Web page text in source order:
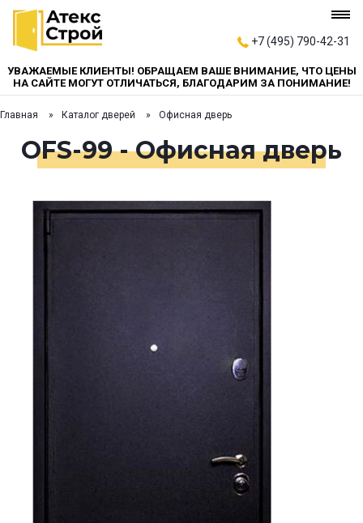
+7 (495) 790-42-31
УВАЖАЕМЫЕ КЛИЕНТЫ! ОБРАЩАЕМ ВАШЕ ВНИМАНИЕ, ЧТО ЦЕНЫ
НА САЙТЕ МОГУТ ОТЛИЧАТЬСЯ, БЛАГОДАРИМ ЗА ПОНИМАНИЕ!
Главная Каталог дверей Офисная дверь
OFS-99 - Офисная дверь